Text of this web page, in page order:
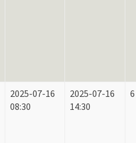
2025-07-16
08:30
2025-07-16
14:30
6